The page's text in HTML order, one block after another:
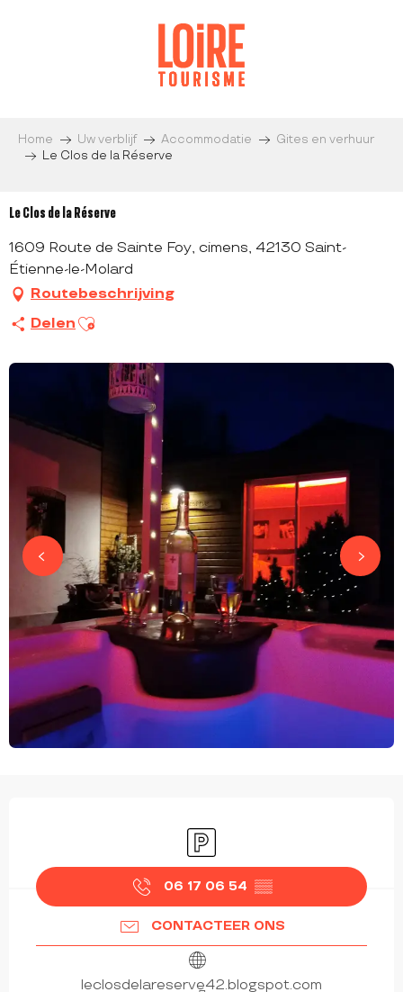
Home Uw verblijf Accommodatie
Gites en verhuur
Le Clos de la Réserve
Le Clos de la Réserve
1609 Route de Sainte Foy, cimens, 42130 Saint-
Étienne-le-Molard
Routebeschrijving
Delen Ajouter aux favoris
Parkeerplaats
06 17 06 54 ▒▒
CONTACTEER ONS
leclosdelareserve42.blogspot.com